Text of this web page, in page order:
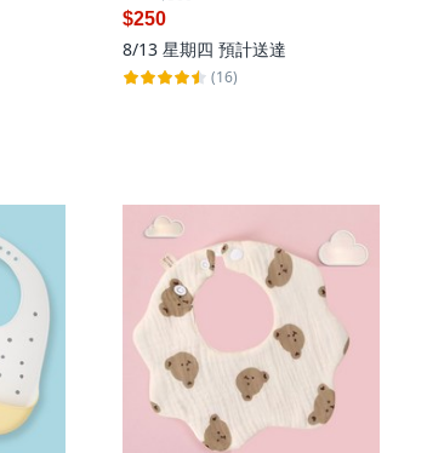
$250
8/13 星期四 預計送達
(16)